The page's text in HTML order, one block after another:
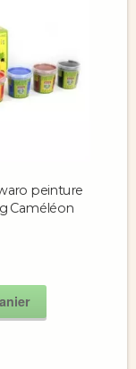
peinture
Caméléon